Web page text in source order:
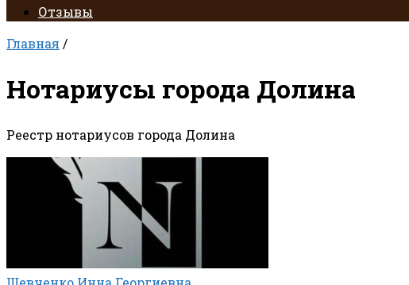
Отзывы
Главная /
Нотариусы города Долина
Реестр нотариусов города Долина